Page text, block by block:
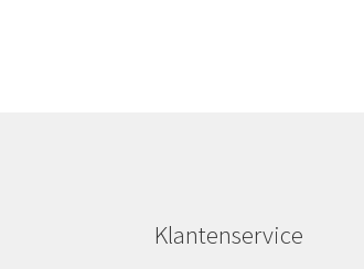
Klantenservice